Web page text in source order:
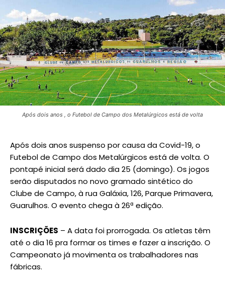
Após dois anos , o Futebol de Campo dos Metalúrgicos está de volta
Após dois anos suspenso por causa da Covid-19, o
Futebol de Campo dos Metalúrgicos está de volta. O
pontapé inicial será dado dia 25 (domingo). Os jogos
serão disputados no novo gramado sintético do
Clube de Campo, à rua Galáxia, 126, Parque Primavera,
Guarulhos. O evento chega à 26ª edição.
INSCRIÇÕES – A data foi prorrogada. Os atletas têm
até o dia 16 pra formar os times e fazer a inscrição. O
Campeonato já movimenta os trabalhadores nas
fábricas.